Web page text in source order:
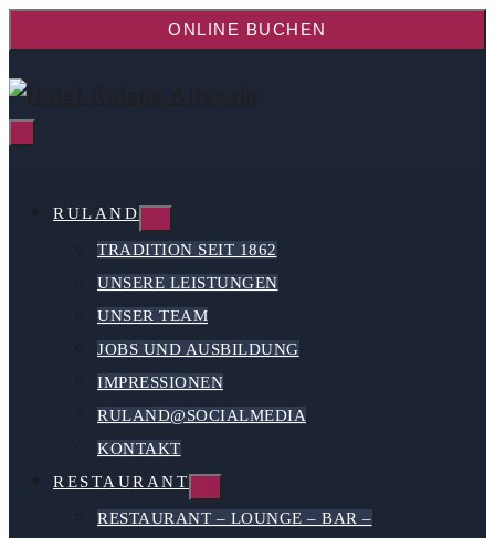
ONLINE BUCHEN
RULAND
TRADITION SEIT 1862
UNSERE LEISTUNGEN
UNSER TEAM
JOBS UND AUSBILDUNG
IMPRESSIONEN
RULAND@SOCIALMEDIA
KONTAKT
RESTAURANT
RESTAURANT – LOUNGE – BAR –